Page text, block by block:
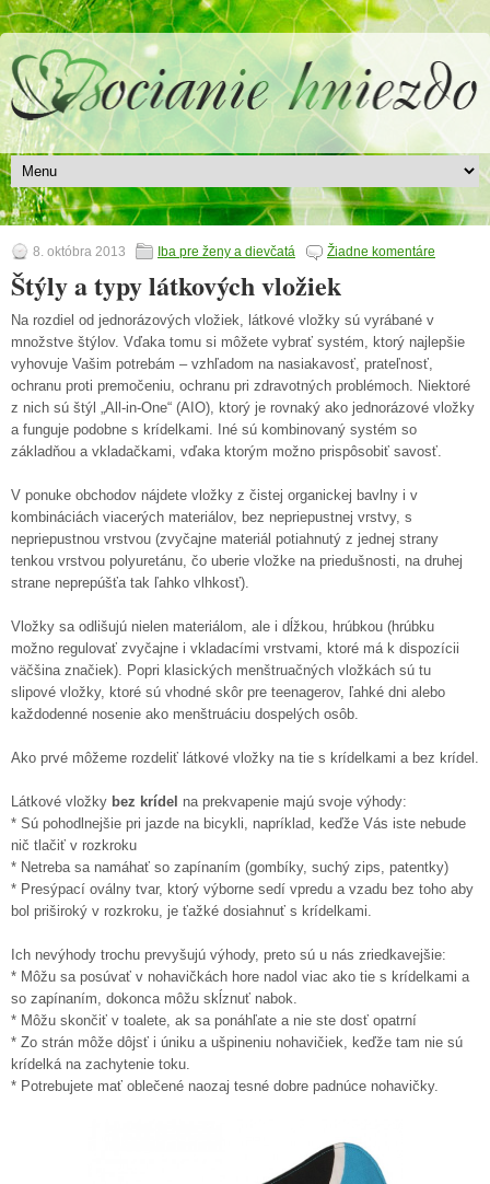
8. októbra 2013 Iba pre ženy a dievčatá Žiadne komentáre
Štýly a typy látkových vložiek
Na rozdiel od jednorázových vložiek, látkové vložky sú vyrábané v
množstve štýlov. Vďaka tomu si môžete vybrať systém, ktorý najlepšie
vyhovuje Vašim potrebám – vzhľadom na nasiakavosť, prateľnosť,
ochranu proti premočeniu, ochranu pri zdravotných problémoch. Niektoré
z nich sú štýl „All-in-One“ (AIO), ktorý je rovnaký ako jednorázové vložky
a funguje podobne s krídelkami. Iné sú kombinovaný systém so
základňou a vkladačkami, vďaka ktorým možno prispôsobiť savosť.
V ponuke obchodov nájdete vložky z čistej organickej bavlny i v
kombináciách viacerých materiálov, bez nepriepustnej vrstvy, s
nepriepustnou vrstvou (zvyčajne materiál potiahnutý z jednej strany
tenkou vrstvou polyuretánu, čo uberie vložke na priedušnosti, na druhej
strane neprepúšťa tak ľahko vlhkosť).
Vložky sa odlišujú nielen materiálom, ale i dĺžkou, hrúbkou (hrúbku
možno regulovať zvyčajne i vkladacími vrstvami, ktoré má k dispozícii
väčšina značiek). Popri klasických menštruačných vložkách sú tu
slipové vložky, ktoré sú vhodné skôr pre teenagerov, ľahké dni alebo
každodenné nosenie ako menštruáciu dospelých osôb.
Ako prvé môžeme rozdeliť látkové vložky na tie s krídelkami a bez krídel.
Látkové vložky bez krídel na prekvapenie majú svoje výhody:
* Sú pohodlnejšie pri jazde na bicykli, napríklad, keďže Vás iste nebude
nič tlačiť v rozkroku
* Netreba sa namáhať so zapínaním (gombíky, suchý zips, patentky)
* Presýpací oválny tvar, ktorý výborne sedí vpredu a vzadu bez toho aby
bol priširoký v rozkroku, je ťažké dosiahnuť s krídelkami.
Ich nevýhody trochu prevyšujú výhody, preto sú u nás zriedkavejšie:
* Môžu sa posúvať v nohavičkách hore nadol viac ako tie s krídelkami a
so zapínaním, dokonca môžu skĺznuť nabok.
* Môžu skončiť v toalete, ak sa ponáhľate a nie ste dosť opatrní
* Zo strán môže dôjsť i úniku a ušpineniu nohavičiek, keďže tam nie sú
krídelká na zachytenie toku.
* Potrebujete mať oblečené naozaj tesné dobre padnúce nohavičky.